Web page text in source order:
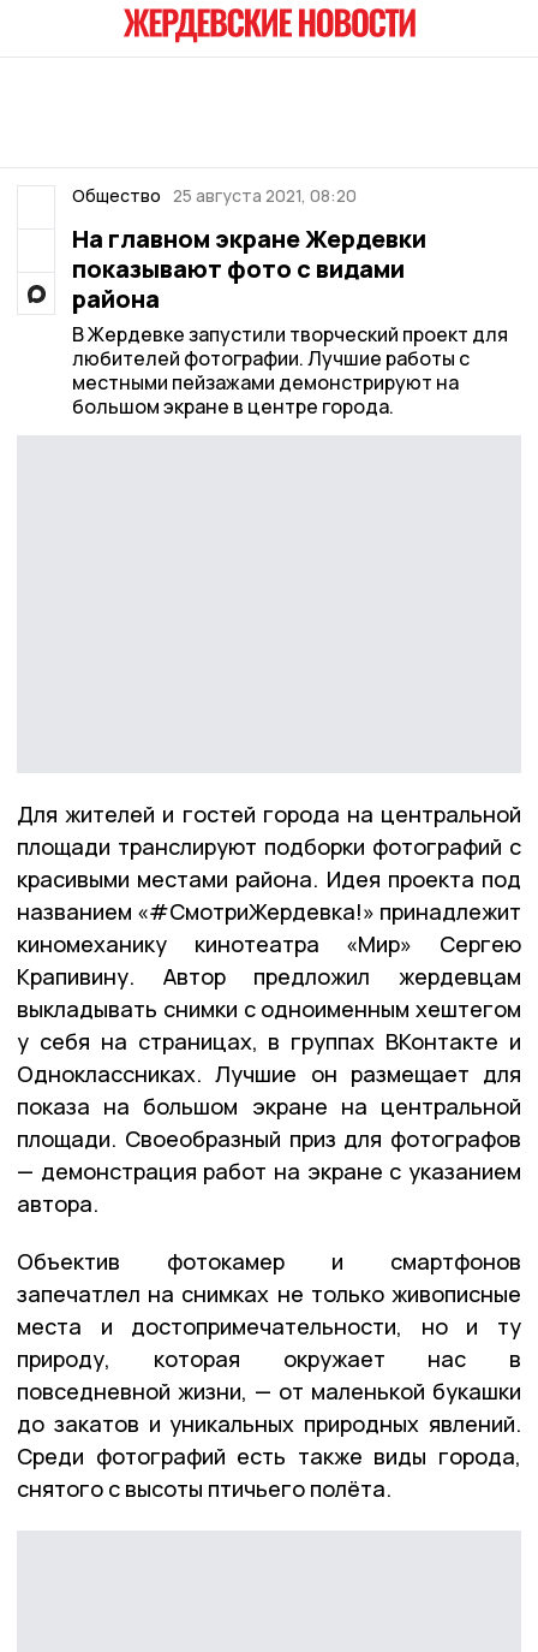
Общество 25 августа 2021, 08:20
На главном экране Жердевки
показывают фото с видами
района
В Жердевке запустили творческий проект для
любителей фотографии. Лучшие работы с
местными пейзажами демонстрируют на
большом экране в центре города.
Для жителей и гостей города на центральной
площади транслируют подборки фотографий с
красивыми местами района. Идея проекта под
названием «#СмотриЖердевка!» принадлежит
киномеханику кинотеатра «Мир» Сергею
Крапивину. Автор предложил жердевцам
выкладывать снимки с одноименным хештегом
у себя на страницах, в группах ВКонтакте и
Одноклассниках. Лучшие он размещает для
показа на большом экране на центральной
площади. Своеобразный приз для фотографов
— демонстрация работ на экране с указанием
автора.
Объектив фотокамер и смартфонов
запечатлел на снимках не только живописные
места и достопримечательности, но и ту
природу, которая окружает нас в
повседневной жизни, — от маленькой букашки
до закатов и уникальных природных явлений.
Среди фотографий есть также виды города,
снятого с высоты птичьего полёта.